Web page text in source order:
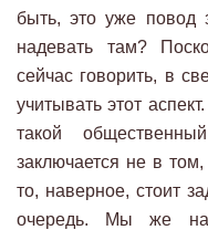
быть, это уже повод
надевать там?
сейчас говорить, в
учитывать этот
такой
заключается не в
то, наверное, стоит
очередь. Мы же